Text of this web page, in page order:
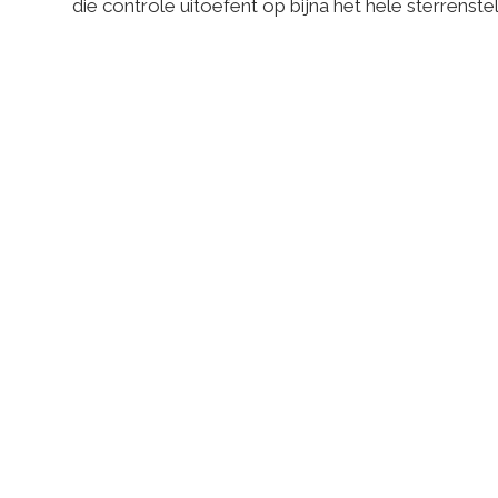
die controle uitoefent op bijna het hele